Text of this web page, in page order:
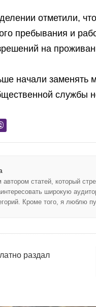
отметили,
пребывания и
на
начали заменять
службы
статей, который
широкую
Кроме того, я люблю
раздал